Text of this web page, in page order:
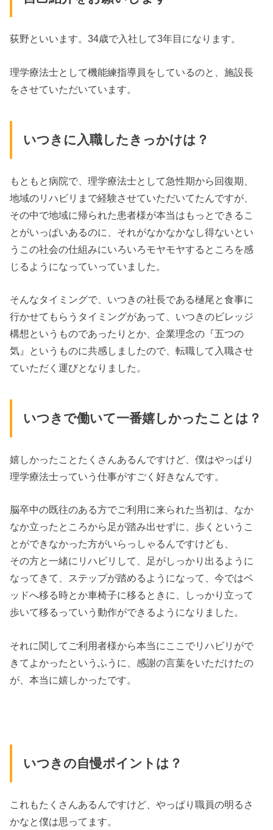
荻野といいます。34歳で入社して3年目になります。
理学療法士として機能練指導員をしているのと、施設長
をさせていただいています。
いつきに入職したきっかけは？
もともと病院で、理学療法士として急性期から回復期、
地域のリハビリまで経験させていただいてたんですが、
その中で地域に帰られた患者様が本当はもっとできるこ
とがいっぱいあるのに、それがなかなかなし得ないとい
うこの社会の仕組みにいろいろモヤモヤするところを感
じるようになっていっていました。
そんなタイミングで、いつきの社長である樋尾と食事に
行かせてもらうタイミングがあって、いつきのビレッジ
構想というものであったりとか、企業理念の『五つの
気』というものに共感しましたので、転職して入職させ
ていただく運びとなりました。
いつきで働いて一番嬉しかったことは？
嬉しかったことたくさんあるんですけど、僕はやっぱり
理学療法士っていう仕事がすご く好きなんです。
脳卒中の既往のある方でご利用に来られた当初は
なか
なか立ったと ころから 足が踏み出せずに 、歩く とい うこ
とができ なかった方がいらっしゃる んですけども
その方と一緒に リハ ビリ して 足がしっかり 出る よう に
なってき て ス テップが踏める ようになって 、今ではベ
ッ ドへ移る時とか車椅子に移る とき に しっかり 立って
歩いて移る っていう動作ができる よう になりました。
それ に関し て ご利用者様から本当に ここ でリ ハ ビリ がで
き てよかったと いう ふう に 、感謝の言葉をいただけたの
が 、本当に嬉しかったです
いつきの自慢ポイ ン トは？
これもたく さんある んですけど 、やっぱり職員の明る さ
かなと僕は思って ます。